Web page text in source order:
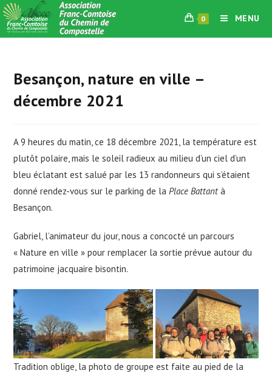
Skip
to
content
0 MENU
Besançon, nature en ville –
décembre 2021
A 9 heures du matin, ce 18 décembre 2021, la température est
plutôt polaire, mais le soleil radieux au milieu d’un ciel d’un
bleu éclatant est salué par les 13 randonneurs qui s’étaient
donné rendez-vous sur le parking de laPlace Battantà
Besançon.
Gabriel, l’animateur du jour, nous a concocté un parcours
« Nature en ville » pour remplacer la sortie prévue autour du
patrimoine jacquaire bisontin.
Tradition oblige, la photo de groupe est faite au pied de la